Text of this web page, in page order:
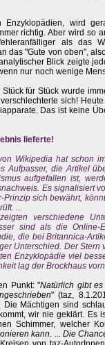
wird
richtig. Aber wird so
als das
das "Gute von oben",
Blick zeigte
nur noch wenige
für Stück wurde
sich!
Das ist keine
lieferte!
Wikipedia hat schon
Aufpasser, die Artikel
aufgefallen ist,
Es signalisiert
sich bewährt,
...
verschiedene
sind als die Online-
die bei Britannica-
Unterschied. Der Stern
Enzyklopädie viel
lag der Brockhaus
Punkt: "Natürlich gibt
" (taz,
Mächtigen sind
wir nie geklärt. Es
Schimmer, welcher
kann. ... Die